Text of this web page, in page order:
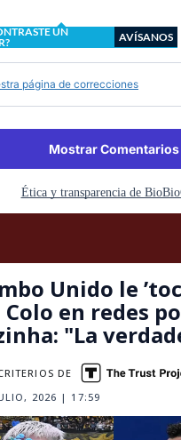
UN
AVÍSANOS
página de correcciones
Mostrar Comentarios
Ética y transparencia de
Unido le
Colo en redes
"La
2026 | 17:59
DE